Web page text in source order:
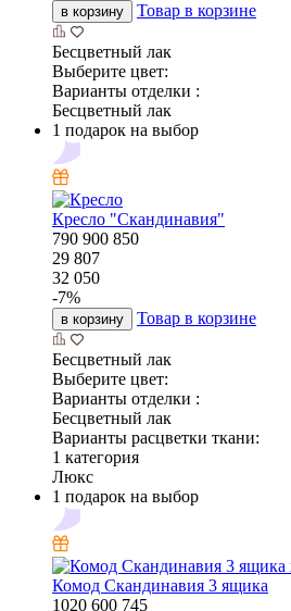
в корзину Товар в корзине
Бесцветный лак
Выберите цвет:
Варианты отделки :
Бесцветный лак
1 подарок на выбор
Кресло "Скандинавия"
790 900 850
29 807
32 050
-7%
в корзину Товар в корзине
Бесцветный лак
Выберите цвет:
Варианты отделки :
Бесцветный лак
Варианты расцветки ткани:
1 категория
Люкс
1 подарок на выбор
Комод Скандинавия 3 ящика
1020 600 745